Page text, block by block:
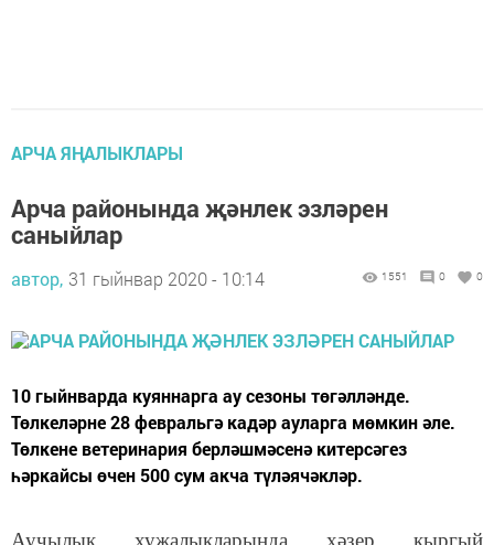
АРЧА ЯҢАЛЫКЛАРЫ
Арча районында җәнлек эзләрен
саныйлар
автор, 31 гыйнвар 2020 - 10:14 1551 0 0
10 гыйнварда куяннарга ау сезоны төгәлләнде.
Төлкеләрне 28 февральгә кадәр ауларга мөмкин әле.
Төлкене ветеринария берләшмәсенә китерсәгез
һәркайсы өчен 500 сум акча түләячәкләр.
Аучылык хуҗалыкларында хәзер кыргый